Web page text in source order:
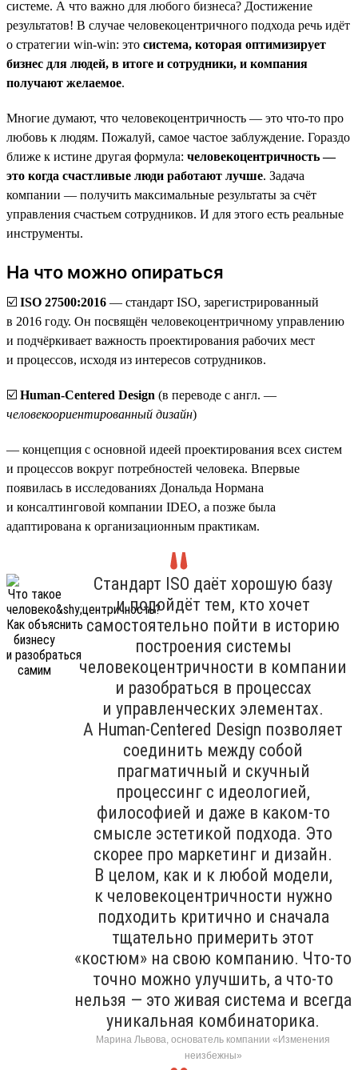
системе. А что важно для любого бизнеса? Достижение
результатов! В случае человекоцентричного подхода речь идёт
о стратегии win-win: это система, которая оптимизирует
бизнес для людей, в итоге и сотрудники, и компания
получают желаемое.
Многие думают, что человекоцентричность — это что-то про
любовь к людям. Пожалуй, самое частое заблуждение. Гораздо
ближе к истине другая формула: человекоцентричность —
это когда счастливые люди работают лучше. Задача
компании — получить максимальные результаты за счёт
управления счастьем сотрудников. И для этого есть реальные
инструменты.
На что можно опираться
☑️ ISO 27500:2016 — стандарт ISO, зарегистрированный
в 2016 году. Он посвящён человекоцентричному управлению
и подчёркивает важность проектирования рабочих мест
и процессов, исходя из интересов сотрудников.
☑️ Human-Centered Design (в переводе с англ. —
человекоориентированный дизайн)
— концепция с основной идеей проектирования всех систем
и процессов вокруг потребностей человека. Впервые
появилась в исследованиях Дональда Нормана
и консалтинговой компании IDEO, а позже была
адаптирована к организационным практикам.
Стандарт ISO даёт хорошую базу
и подойдёт тем, кто хочет
самостоятельно пойти в историю
построения системы
человекоцентричности в компании
и разобраться в процессах
и управленческих элементах.
А Human-Centered Design позволяет
соединить между собой
прагматичный и скучный
процессинг с идеологией,
философией и даже в каком-то
смысле эстетикой подхода. Это
скорее про маркетинг и дизайн.
В целом, как и к любой модели,
к человекоцентричности нужно
подходить критично и сначала
тщательно примерить этот
«костюм» на свою компанию. Что-то
точно можно улучшить, а что-то
нельзя — это живая система и всегда
уникальная комбинаторика.
Марина Львова, основатель компании «Изменения
неизбежны»